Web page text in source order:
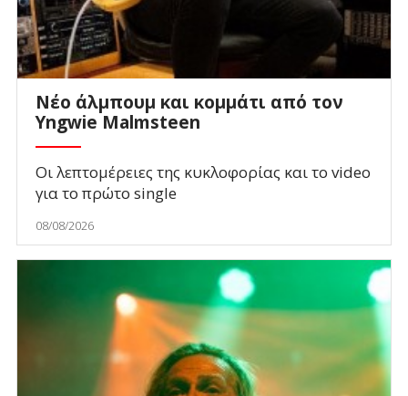
Νέο άλμπουμ και κομμάτι από τον
Yngwie Malmsteen
Οι λεπτομέρειες της κυκλοφορίας και το video
για το πρώτο single
08/08/2026